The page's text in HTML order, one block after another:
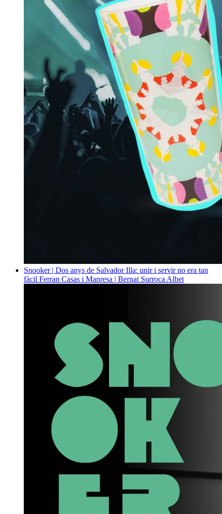
Snooker | Dos anys de Salvador Illa: unir i servir no era tan
fàcil Ferran Casas i Manresa | Bernat Surroca Albet